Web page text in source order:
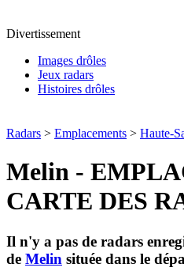
Divertissement
Images drôles
Jeux radars
Histoires drôles
Radars > Emplacements > Haute-
Melin -
CARTE DES
Il n'y a pas de radars
de Melin située dans le